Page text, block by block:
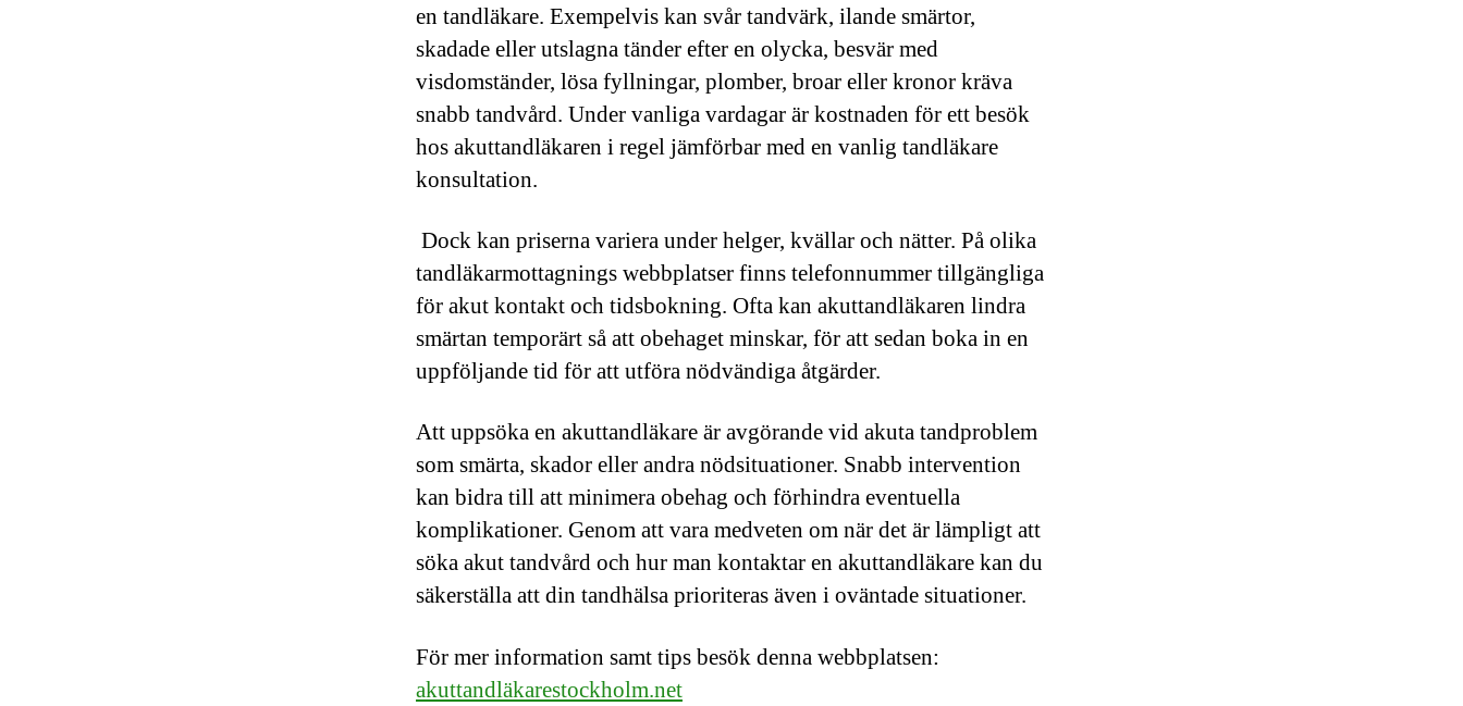
en tandläkare. Exempelvis kan svår tandvärk, ilande smärtor,
skadade eller utslagna tänder efter en olycka, besvär med
visdomständer, lösa fyllningar, plomber, broar eller kronor kräva
snabb tandvård. Under vanliga vardagar är kostnaden för ett besök
hos akuttandläkaren i regel jämförbar med en vanlig tandläkare
konsultation.
Dock kan priserna variera under helger, kvällar och nätter. På olika
tandläkarmottagnings webbplatser finns telefonnummer tillgängliga
för akut kontakt och tidsbokning. Ofta kan akuttandläkaren lindra
smärtan temporärt så att obehaget minskar, för att sedan boka in en
uppföljande tid för att utföra nödvändiga åtgärder.
Att uppsöka en akuttandläkare är avgörande vid akuta tandproblem
som smärta, skador eller andra nödsituationer. Snabb intervention
kan bidra till att minimera obehag och förhindra eventuella
komplikationer. Genom att vara medveten om när det är lämpligt att
söka akut tandvård och hur man kontaktar en akuttandläkare kan du
säkerställa att din tandhälsa prioriteras även i oväntade situationer.
För mer information samt tips besök denna webbplatsen:
akuttandläkarestockholm.net